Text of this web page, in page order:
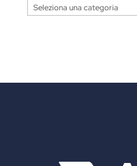
Categorie